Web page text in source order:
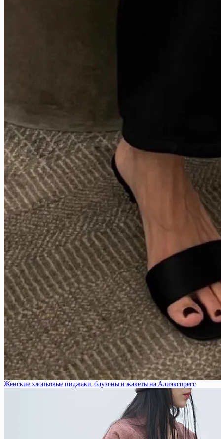
Женские хлопковые пиджаки, блузоны и жакеты на Алиэкспресс